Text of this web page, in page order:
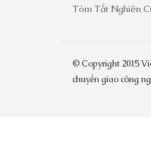
Tóm Tắt Nghiên
© Copyright 2015
chuyển giao công